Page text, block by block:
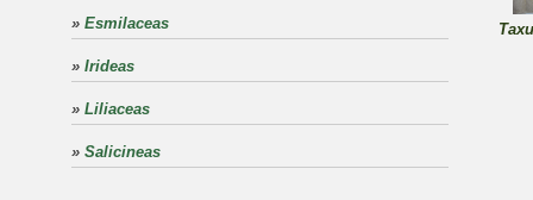
» Esmilaceas
» Irideas
» Liliaceas
» Salicineas